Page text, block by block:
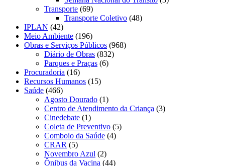
Transporte (69)
Transporte Coletivo (48)
IPLAN (42)
Meio Ambiente (196)
Obras e Serviços Públicos (968)
Diário de Obras (832)
Parques e Praças (6)
Procuradoria (16)
Recursos Humanos (15)
Saúde (466)
Agosto Dourado (1)
Centro de Atendimento da Criança (3)
Cinedebate (1)
Coleta de Preventivo (5)
Comboio da Saúde (4)
CRAR (5)
Novembro Azul (2)
Ônibus da Vacina (44)